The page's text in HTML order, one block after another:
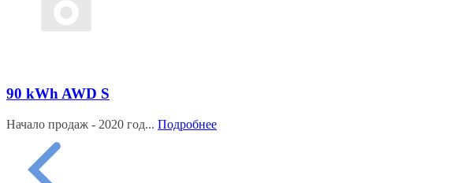
90 kWh AWD S
Начало продаж - 2020 год... Подробнее